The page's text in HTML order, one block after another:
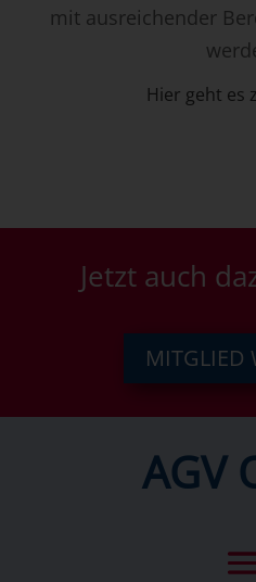
mit ausreichender
Hier geht es
Jetzt auch
MITGLIED
AGV